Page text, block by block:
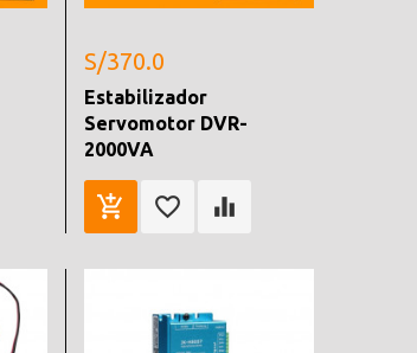
S/370.0
Estabilizador
Servomotor DVR-
2000VA